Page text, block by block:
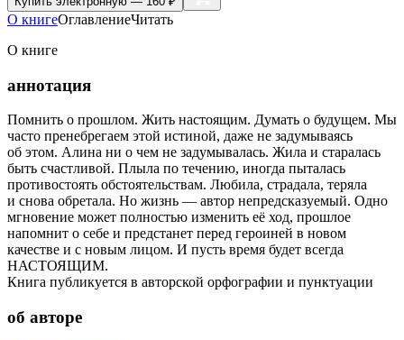
О книгеОглавлениеЧитать
О книге
аннотация
Помнить о прошлом. Жить настоящим. Думать о будущем. Мы
часто пренебрегаем этой истиной, даже не задумываясь
об этом. Алина ни о чем не задумывалась. Жила и старалась
быть счастливой. Плыла по течению, иногда пыталась
противостоять обстоятельствам. Любила, страдала, теряла
и снова обретала. Но жизнь — автор непредсказуемый. Одно
мгновение может полностью изменить её ход, прошлое
напомнит о себе и предстанет перед героиней в новом
качестве и с новым лицом. И пусть время будет всегда
НАСТОЯЩИМ.
Книга публикуется в авторской орфографии и пунктуации
об авторе